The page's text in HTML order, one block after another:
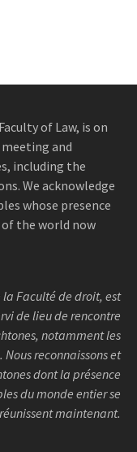
of Law, is on
and
including the
We acknowledge
whose presence
the world now
Faculté de droit, est
de lieu de rencontre
notamment les
reconnaissons et
dont la présence
du monde entier se
réunissent maintenant.